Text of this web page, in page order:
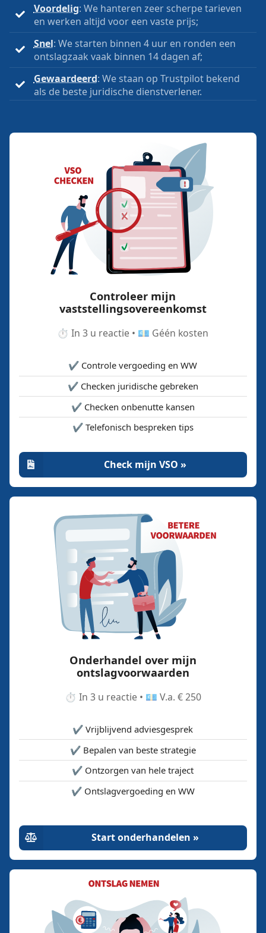
Voordelig: We hanteren zeer scherpe tarieven
en werken altijd voor een vaste prijs;
Snel: We starten binnen 4 uur en ronden een
ontslagzaak vaak binnen 14 dagen af;
Gewaardeerd: We staan op Trustpilot bekend
als de beste juridische dienstverlener.
Controleer mijn
vaststellingsovereenkomst
⏱️ In 3 u reactie • 💶 Géén kosten
✔️ Controle vergoeding en WW
✔️ Checken juridische gebreken
✔️ Checken onbenutte kansen
✔️ Telefonisch bespreken tips
Check mijn VSO »
Onderhandel over mijn
ontslagvoorwaarden
⏱️ In 3 u reactie • 💶 V.a. € 250
✔️ Vrijblijvend adviesgesprek
✔️ Bepalen van beste strategie
✔️ Ontzorgen van hele traject
✔️ Ontslagvergoeding en WW
Start onderhandelen »